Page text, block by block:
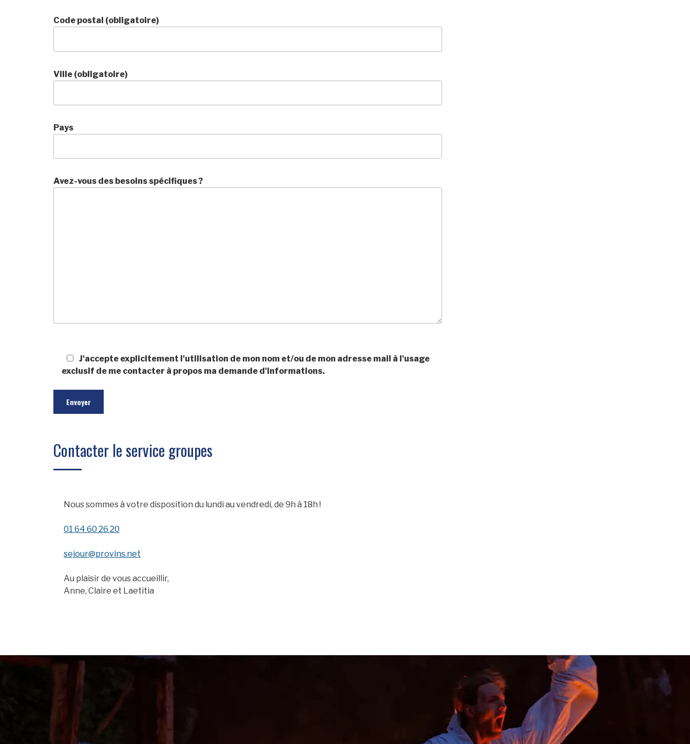
Code postal (obligatoire)
Ville (obligatoire)
Pays
Avez-vous des besoins spécifiques ?
J'accepte explicitement l'utilisation de mon nom et/ou de mon adresse mail à l'usage
exclusif de me contacter à propos ma demande d'informations.
Contacter le service groupes
Nous sommes à votre disposition du lundi au vendredi, de 9h à 18h !
01 64 60 26 20
sejour@provins.net
Au plaisir de vous accueillir,
Anne, Claire et Laetitia